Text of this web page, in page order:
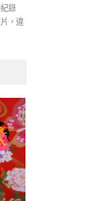
錄
，違